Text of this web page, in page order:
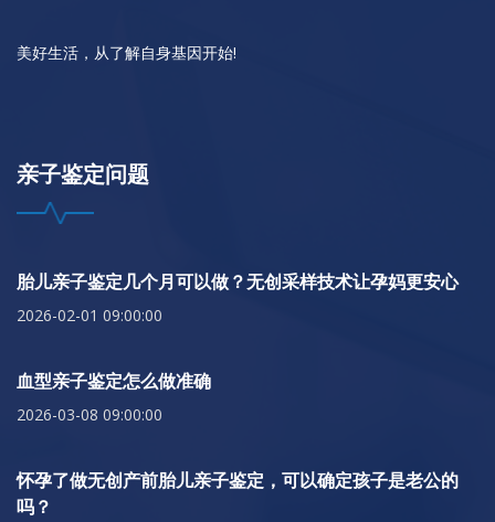
美好生活，从了解自身基因开始!
亲子鉴定问题
胎儿亲子鉴定几个月可以做？无创采样技术让孕妈更安心
2026-02-01 09:00:00
血型亲子鉴定怎么做准确
2026-03-08 09:00:00
怀孕了做无创产前胎儿亲子鉴定，可以确定孩子是老公的
吗？